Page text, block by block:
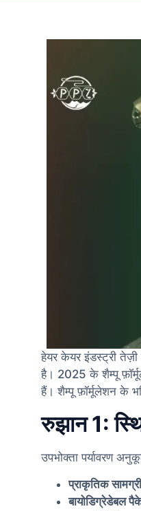
हेयर केयर इंडस्ट्री
है। 2025 के शैम्पू
हैं। शैम्पू फ़ॉर्मूलेशन के
रुझान 1:
उपभोक्ता पर्यावरण
प्राकृतिक
बायोडिग्रेडेबल